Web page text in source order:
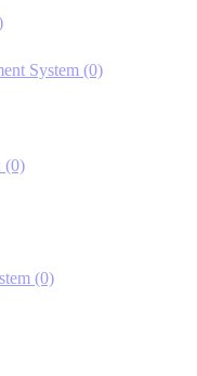
System (0)
(0)
(0)